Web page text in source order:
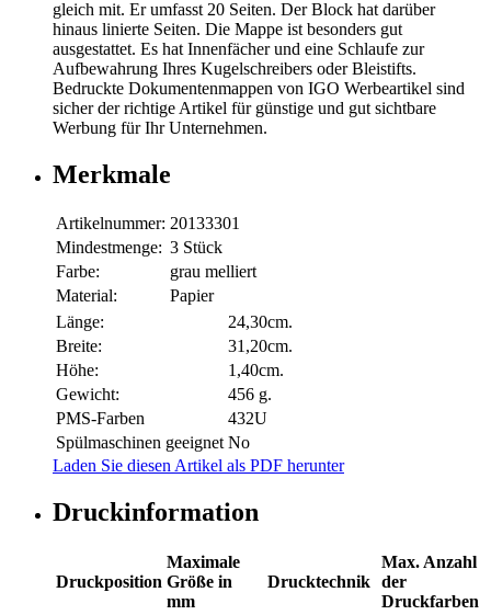
gleich mit. Er umfasst 20 Seiten. Der Block hat darüber
hinaus linierte Seiten. Die Mappe ist besonders gut
ausgestattet. Es hat Innenfächer und eine Schlaufe zur
Aufbewahrung Ihres Kugelschreibers oder Bleistifts.
Bedruckte Dokumentenmappen von IGO Werbeartikel sind
sicher der richtige Artikel für günstige und gut sichtbare
Werbung für Ihr Unternehmen.
Merkmale
Artikelnummer: 20133301
Mindestmenge: 3 Stück
Farbe:
grau melliert
Material:
Papier
Länge:
24,30cm.
Breite:
31,20cm.
Höhe:
1,40cm.
Gewicht:
456 g.
PMS-Farben
432U
Spülmaschinen geeignet No
Laden Sie diesen Artikel als PDF herunter
Druckinformation
Druckposition
Maximale
Größe in
mm
Drucktechnik
Max. Anzahl
der
Druckfarben